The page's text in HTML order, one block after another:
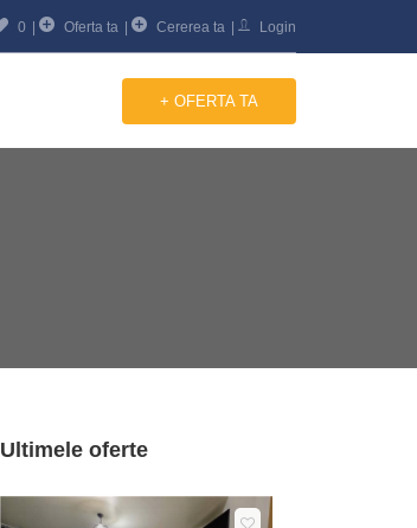
0 Oferta ta Cererea ta Login
+ OFERTA TA
Ultimele oferte